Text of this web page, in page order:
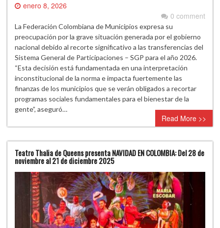
enero 8, 2026
0 comment
La Federación Colombiana de Municipios expresa su
preocupación por la grave situación generada por el gobierno
nacional debido al recorte significativo a las transferencias del
Sistema General de Participaciones – SGP para el año 2026.
“Esta decisión está fundamentada en una interpretación
inconstitucional de la norma e impacta fuertemente las
finanzas de los municipios que se verán obligados a recortar
programas sociales fundamentales para el bienestar de la
gente”, aseguró…
Read More >>
Teatro Thalia de Queens presenta NAVIDAD EN COLOMBIA: Del 28 de
noviembre al 21 de diciembre 2025